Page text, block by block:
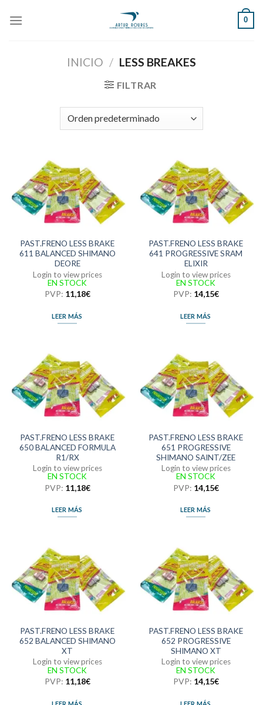
0
INICIO / LESS BREAKES
FILTRAR
PAST.FRENO LESS BRAKE
611 BALANCED SHIMANO
DEORE
Login to view prices
EN STOCK
PVP: 11,18€
LEER MÁS
PAST.FRENO LESS BRAKE
641 PROGRESSIVE SRAM
ELIXIR
Login to view prices
EN STOCK
PVP: 14,15€
LEER MÁS
PAST.FRENO LESS BRAKE
650 BALANCED FORMULA
R1/RX
Login to view prices
EN STOCK
PVP: 11,18€
LEER MÁS
PAST.FRENO LESS BRAKE
651 PROGRESSIVE
SHIMANO SAINT/ZEE
Login to view prices
EN STOCK
PVP: 14,15€
LEER MÁS
PAST.FRENO LESS BRAKE
652 BALANCED SHIMANO
XT
Login to view prices
EN STOCK
PVP: 11,18€
LEER MÁS
PAST.FRENO LESS BRAKE
652 PROGRESSIVE
SHIMANO XT
Login to view prices
EN STOCK
PVP: 14,15€
LEER MÁS